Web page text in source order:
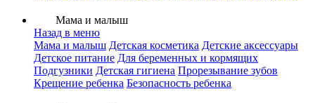
Мама и малыш
Назад в меню
Мама и малыш Детская косметика Детские аксессуары
Детское питание Для беременных и кормящих
Подгузники Детская гигиена Прорезывание зубов
Крещение ребенка Безопасность ребенка